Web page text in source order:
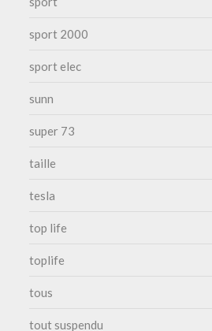
sport 2000
sport elec
sunn
super 73
taille
tesla
top life
toplife
tous
tout suspendu